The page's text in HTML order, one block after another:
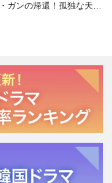
ガンの帰還！孤独な天才